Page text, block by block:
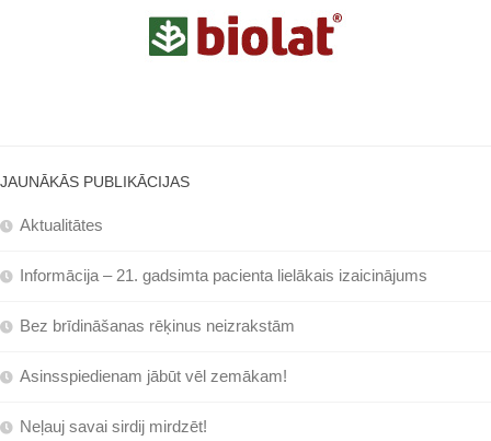
JAUNĀKĀS PUBLIKĀCIJAS
Aktualitātes
Informācija – 21. gadsimta pacienta lielākais izaicinājums
Bez brīdināšanas rēķinus neizrakstām
Asinsspiedienam jābūt vēl zemākam!
Neļauj savai sirdij mirdzēt!